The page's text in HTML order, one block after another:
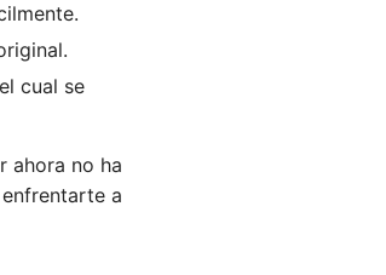
cual se
ahora no ha
a